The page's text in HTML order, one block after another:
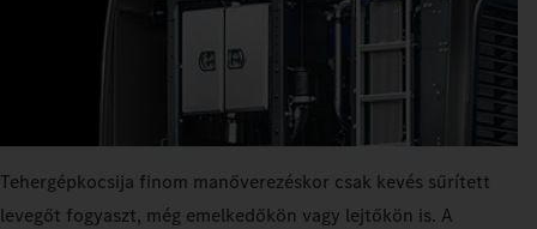
Tehergépkocsija finom manőverezéskor csak kevés sűrített
levegőt fogyaszt, még emelkedőkön vagy lejtőkön is. A